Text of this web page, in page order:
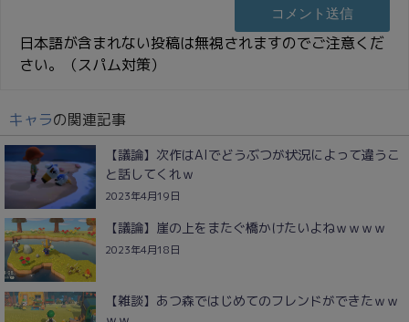
日本語が含まれない投稿は無視されますのでご注意くだ
さい。（スパム対策）
キャラの関連記事
【議論】次作はAIでどうぶつが状況によって違うこ
と話してくれｗ
2023年4月19日
【議論】崖の上をまたぐ橋かけたいよねｗｗｗｗ
2023年4月18日
【雑談】あつ森ではじめてのフレンドができたｗｗ